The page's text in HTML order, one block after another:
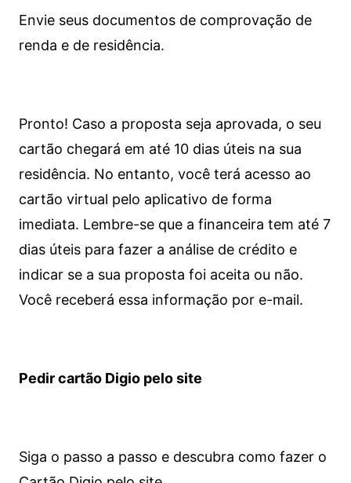
Envie seus documentos de comprovação de
renda e de residência.
Pronto! Caso a proposta seja aprovada, o seu
cartão chegará em até 10 dias úteis na sua
residência. No entanto, você terá acesso ao
cartão virtual pelo aplicativo de forma
imediata. Lembre-se que a financeira tem até 7
dias úteis para fazer a análise de crédito e
indicar se a sua proposta foi aceita ou não.
Você receberá essa informação por e-mail.
Pedir cartão Digio pelo site
Siga o passo a passo e descubra como fazer o